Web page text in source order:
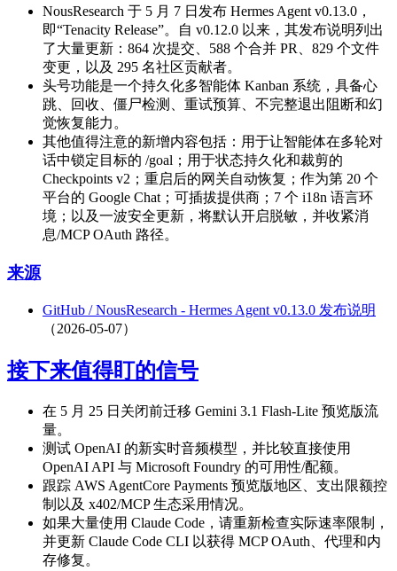
NousResearch 于 5 月 7 日发布 Hermes Agent v0.13.0，
即“Tenacity Release”。自 v0.12.0 以来，其发布说明列出
了大量更新：864 次提交、588 个合并 PR、829 个文件
变更，以及 295 名社区贡献者。
头号功能是一个持久化多智能体 Kanban 系统，具备心
跳、回收、僵尸检测、重试预算、不完整退出阻断和幻
觉恢复能力。
其他值得注意的新增内容包括：用于让智能体在多轮对
话中锁定目标的 /goal；用于状态持久化和裁剪的
Checkpoints v2；重启后的网关自动恢复；作为第 20 个
平台的 Google Chat；可插拔提供商；7 个 i18n 语言环
境；以及一波安全更新，将默认开启脱敏，并收紧消
息/MCP OAuth 路径。
来源
GitHub / NousResearch - Hermes Agent v0.13.0 发布说明
（2026-05-07）
接下来值得盯的信号
在 5 月 25 日关闭前迁移 Gemini 3.1 Flash-Lite 预览版流
量。
测试 OpenAI 的新实时音频模型，并比较直接使用
OpenAI API 与 Microsoft Foundry 的可用性/配额。
跟踪 AWS AgentCore Payments 预览版地区、支出限额控
制以及 x402/MCP 生态采用情况。
如果大量使用 Claude Code，请重新检查实际速率限制，
并更新 Claude Code CLI 以获得 MCP OAuth、代理和内
存修复。